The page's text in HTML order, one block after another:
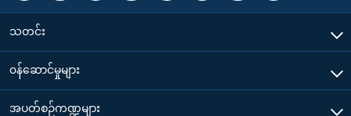
သတင်း
၀န်ဆောင်မှုများ
အပတ်စဉ်ကဏ္ဍများ